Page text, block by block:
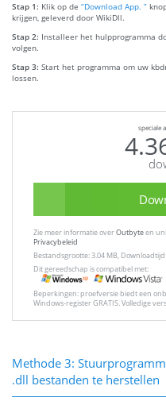
Stap 1: Klik op de “Download App. ”
krijgen, geleverd door WikiDll.
Stap 2: Installeer het hulpprogramma
volgen.
Stap 3: Start het programma om uw
lossen.
speciale
Zie meer informatie overOutbyteen
Privacybeleid
Bestandsgrootte: 3.04 MB,
Dit gereedschap is compatibel met:
Beperkingen: proefversie biedt een
Windows-register GRATIS. Volledige
Methode 3:
.dll bestanden te herstellen